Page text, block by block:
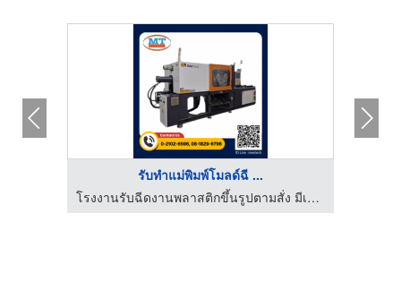
รับทำแม่พิมพ์โมลด์ฉี ...
โรงงานรับฉีดงานพลาสติกขึ้นรูปตามสั่ง มีเทค โมลด์แอนด์พาร์ท